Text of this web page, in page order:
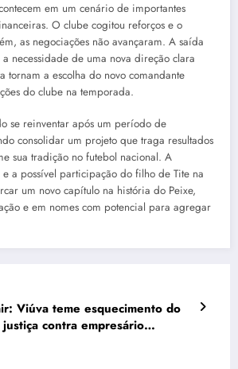
em um cenário de importantes
O clube cogitou reforços e o
as negociações não avançaram. A saída
necessidade de uma nova direção clara
tornam a escolha do novo comandante
do clube na temporada.
se reinventar após um período de
consolidar um projeto que traga resultados
sua tradição no futebol nacional. A
a possível participação do filho de Tite na
um novo capítulo na história do Peixe,
e em nomes com potencial para agregar
Viúva teme esquecimento do
contra empresário